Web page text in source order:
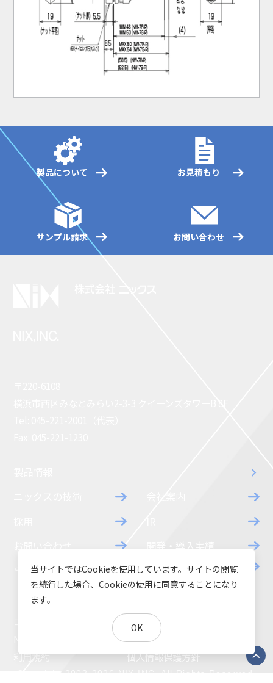
製品について お見積もり
サンプル請求 お問い合わせ
開発・導入実績
よくあるご質問
ダウンロード
お知らせ
NIXのサスティナビリティ 環境負荷物質調査結果
利用規約
個人情報保護方針
当サイトではCookieを使用しています。サイトの閲覧
を続行した場合、Cookieの使用に同意することになり
ます。
OK